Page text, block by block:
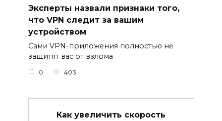
Эксперты назвали признаки того,
что VPN следит за вашим
устройством
Сами VPN-приложения полностью не
защитят вас от взлома
0 403
Как увеличить скорость